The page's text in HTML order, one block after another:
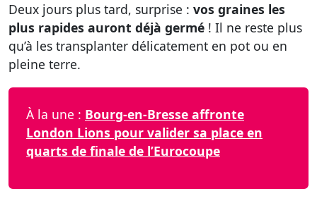
Deux jours plus tard, surprise : vos graines les
plus rapides auront déjà germé ! Il ne reste plus
qu’à les transplanter délicatement en pot ou en
pleine terre.
À la une : Bourg-en-Bresse affronte
London Lions pour valider sa place en
quarts de finale de l’Eurocoupe